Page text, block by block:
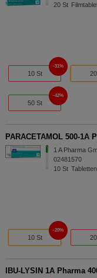
20 St
10 St
31%
50 St
42%
PARACETAMOL 500-1A
1 A Pharma
02481570
10 St Tabletten
10 St
20%
IBU-LYSIN 1A Pharma